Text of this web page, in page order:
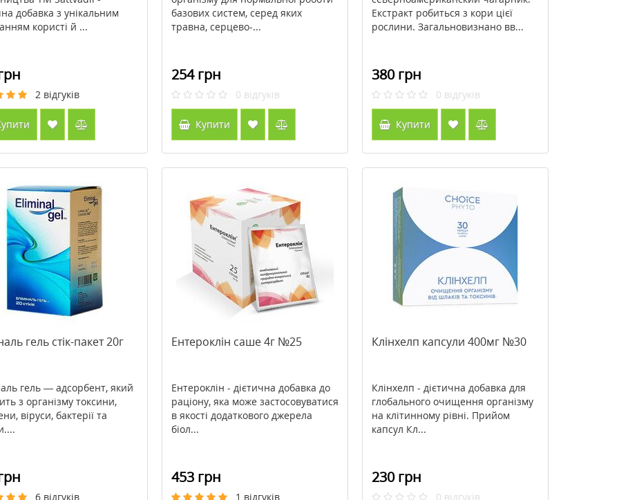
добавка з унікальним
користі й ...
2 відгуків
базових систем, серед яких
травна, серцево-...
254 грн
0 відгуків
Купити
Екстракт робиться з кори цієї
рослини. Загальновизнано вв...
380 грн
0 відгуків
Купити
гель стік-пакет 20г
гель — адсорбент, який
з організму токсини,
віруси, бактерії та
6 відгуків
Ентероклін саше 4г №25
Ентероклін - дієтична добавка до
раціону, яка може застосовуватися
в якості додаткового джерела
біол...
453 грн
1 відгуків
Клінхелп капсули 400мг №30
Клінхелп - дієтична добавка для
глобального очищення організму
на клітинному рівні. Прийом
капсул Кл...
230 грн
0 відгуків